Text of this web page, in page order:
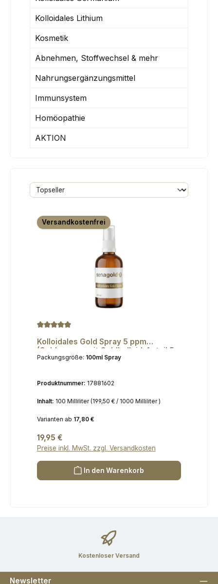
Kolloidales Lithium
Kosmetik
Abnehmen, Stoffwechsel & mehr
Nahrungsergänzungsmittel
Immunsystem
Homöopathie
AKTION
Versandkostenfrei
Kolloidales Gold Spray 5 ppm
(Goldwasser mit Goldkolloid-Anteil 5
ppm), 100 ml
Packungsgröße: 100ml Spray
Produktnummer: 17881602
Inhalt: 100 Milliliter(199,50 € / 1000 Milliliter )
Varianten ab 17,80 €
Regulärer Preis:
19,95 €
Preise inkl. MwSt. zzgl. Versandkosten
In den Warenkorb
Kostenloser Versand
Newsletter